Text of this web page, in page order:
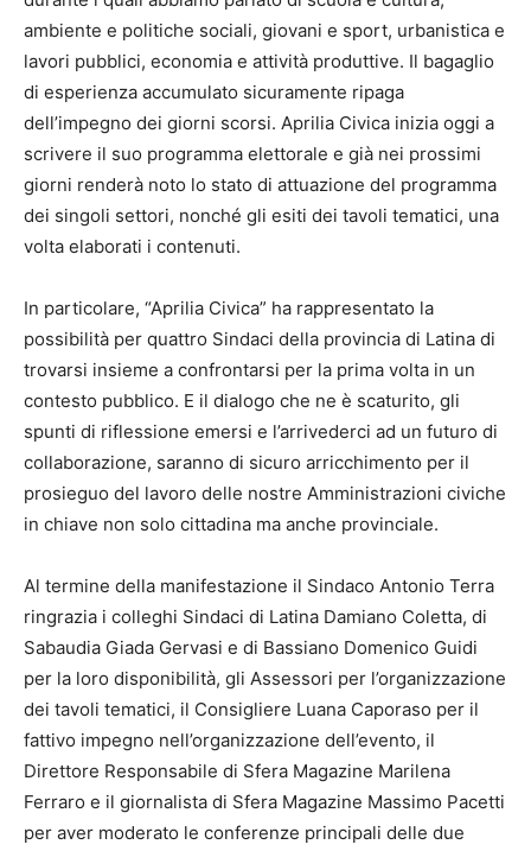
ambiente e politiche sociali, giovani e sport, urbanistica e
lavori pubblici, economia e attività produttive. Il bagaglio
di esperienza accumulato sicuramente ripaga
dell’impegno dei giorni scorsi. Aprilia Civica inizia oggi a
scrivere il suo programma elettorale e già nei prossimi
giorni renderà noto lo stato di attuazione del programma
dei singoli settori, nonché gli esiti dei tavoli tematici, una
volta elaborati i contenuti.
In particolare, “Aprilia Civica” ha rappresentato la
possibilità per quattro Sindaci della provincia di Latina di
trovarsi insieme a confrontarsi per la prima volta in un
contesto pubblico. E il dialogo che ne è scaturito, gli
spunti di riflessione emersi e l’arrivederci ad un futuro di
collaborazione, saranno di sicuro arricchimento per il
prosieguo del lavoro delle nostre Amministrazioni civiche
in chiave non solo cittadina ma anche provinciale.
Al termine della manifestazione il Sindaco Antonio Terra
ringrazia i colleghi Sindaci di Latina Damiano Coletta, di
Sabaudia Giada Gervasi e di Bassiano Domenico Guidi
per la loro disponibilità, gli Assessori per l’organizzazione
dei tavoli tematici, il Consigliere Luana Caporaso per il
fattivo impegno nell’organizzazione dell’evento, il
Direttore Responsabile di Sfera Magazine Marilena
Ferraro e il giornalista di Sfera Magazine Massimo Pacetti
per aver moderato le conferenze principali delle due